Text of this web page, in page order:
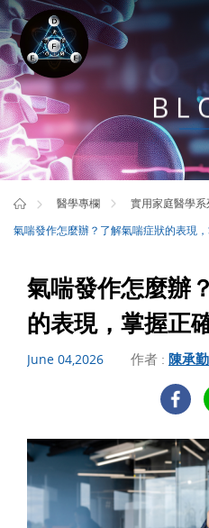
醫學專欄
實用家庭醫學系
氣喘發作怎麼辦？了解氣喘症狀的表現
氣喘發作怎麼辦
的表現，掌握正
June 04,2026 作者 : 陳承